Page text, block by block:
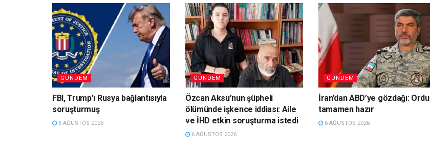
GÜNDEM
FBI, Trump’ı Rusya bağlantısıyla
soruşturmuş
6 AĞUSTOS 2026
GÜNDEM
Özcan Aksu’nun şüpheli
ölümünde işkence iddiası: Aile
ve İHD etkin soruşturma istedi
6 AĞUSTOS 2026
GÜNDEM
İran’dan ABD’ye gözdağı: Ordu
tamamen hazır
6 AĞUSTOS 2026